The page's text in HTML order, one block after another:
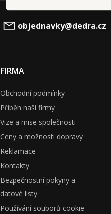
objednavky@dedra.cz
FIRMA
Obchodní podmínky
Příběh naší firmy
Vize a mise společnosti
Ceny a možnosti dopravy
Reklamace
Kontakty
Bezpečnostní pokyny a
datové listy
Používání souborů cookie